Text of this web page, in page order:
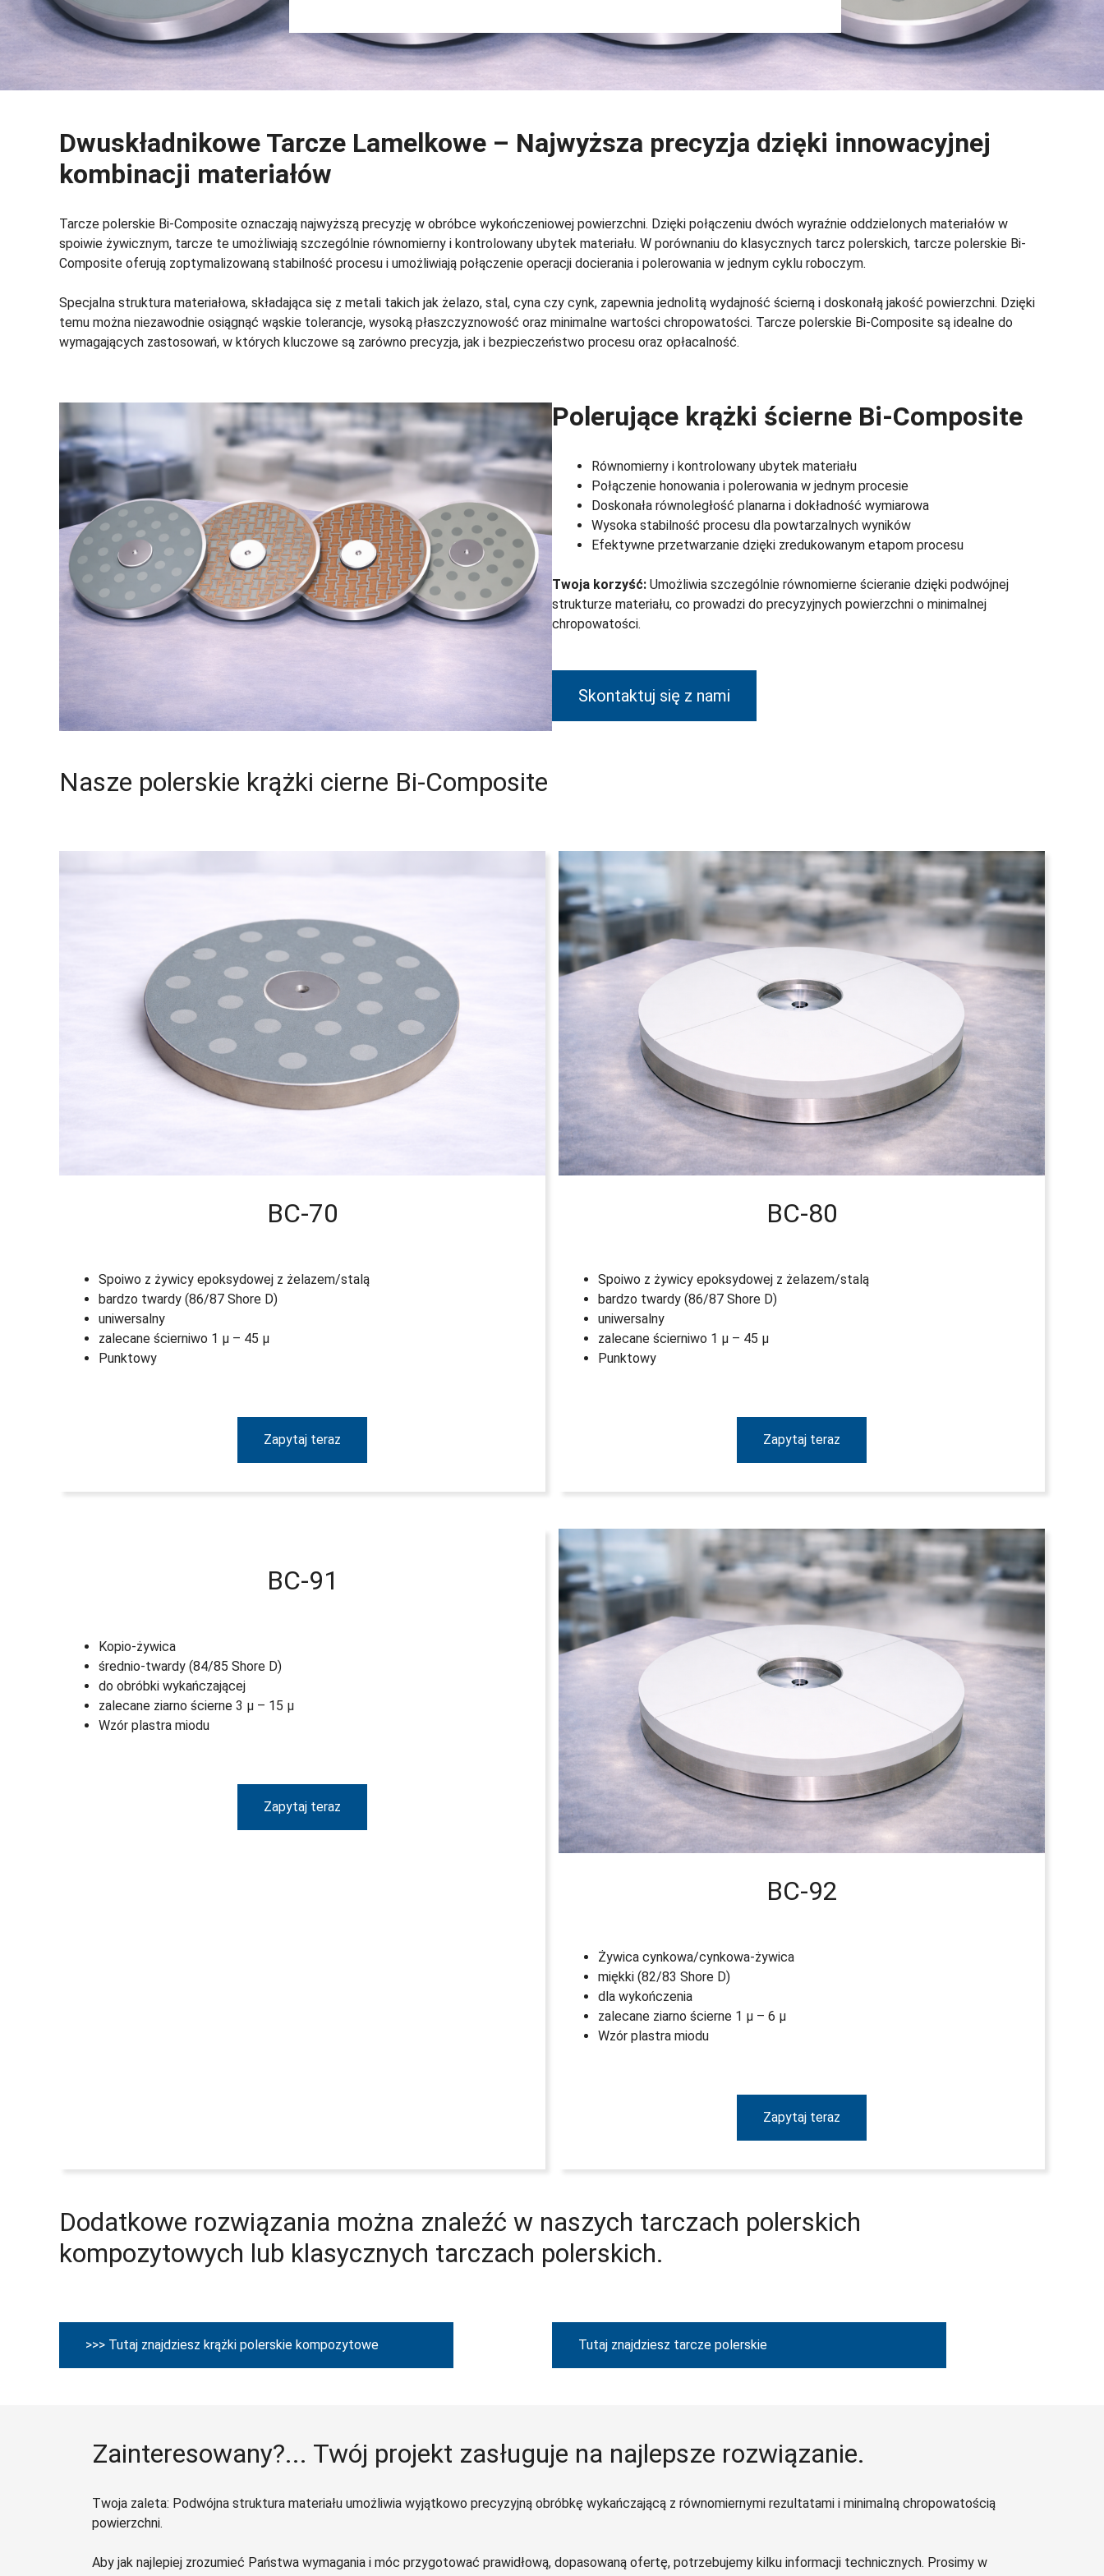
Dwuskładnikowe Tarcze Lamelkowe – Najwyższa precyzja dzięki innowacyjnej
kombinacji materiałów
Tarcze polerskie Bi-Composite oznaczają najwyższą precyzję w obróbce wykończeniowej powierzchni. Dzięki połączeniu dwóch wyraźnie oddzielonych materiałów w
spoiwie żywicznym, tarcze te umożliwiają szczególnie równomierny i kontrolowany ubytek materiału. W porównaniu do klasycznych tarcz polerskich, tarcze polerskie Bi-
Composite oferują zoptymalizowaną stabilność procesu i umożliwiają połączenie operacji docierania i polerowania w jednym cyklu roboczym.
Specjalna struktura materiałowa, składająca się z metali takich jak żelazo, stal, cyna czy cynk, zapewnia jednolitą wydajność ścierną i doskonałą jakość powierzchni. Dzięki
temu można niezawodnie osiągnąć wąskie tolerancje, wysoką płaszczyznowość oraz minimalne wartości chropowatości. Tarcze polerskie Bi-Composite są idealne do
wymagających zastosowań, w których kluczowe są zarówno precyzja, jak i bezpieczeństwo procesu oraz opłacalność.
Polerujące krążki ścierne Bi-Composite
Równomierny i kontrolowany ubytek materiału
Połączenie honowania i polerowania w jednym procesie
Doskonała równoległość planarna i dokładność wymiarowa
Wysoka stabilność procesu dla powtarzalnych wyników
Efektywne przetwarzanie dzięki zredukowanym etapom procesu
Twoja korzyść: Umożliwia szczególnie równomierne ścieranie dzięki podwójnej
strukturze materiału, co prowadzi do precyzyjnych powierzchni o minimalnej
chropowatości.
Skontaktuj się z nami
Nasze polerskie krążki cierne Bi-Composite
BC-70
Spoiwo z żywicy epoksydowej z żelazem/stalą
bardzo twardy (86/87 Shore D)
uniwersalny
zalecane ścierniwo 1 µ – 45 µ
Punktowy
Zapytaj teraz
BC-80
Spoiwo z żywicy epoksydowej z żelazem/stalą
bardzo twardy (86/87 Shore D)
uniwersalny
zalecane ścierniwo 1 µ – 45 µ
Punktowy
Zapytaj teraz
BC-91
Kopio-żywica
średnio-twardy (84/85 Shore D)
do obróbki wykańczającej
zalecane ziarno ścierne 3 µ – 15 µ
Wzór plastra miodu
Zapytaj teraz
BC-92
Żywica cynkowa/cynkowa-żywica
miękki (82/83 Shore D)
dla wykończenia
zalecane ziarno ścierne 1 µ – 6 µ
Wzór plastra miodu
Zapytaj teraz
Dodatkowe rozwiązania można znaleźć w naszych tarczach polerskich
kompozytowych lub klasycznych tarczach polerskich.
>>> Tutaj znajdziesz krążki polerskie kompozytowe Tutaj znajdziesz tarcze polerskie
Zainteresowany?... Twój projekt zasługuje na najlepsze rozwiązanie.
Twoja zaleta: Podwójna struktura materiału umożliwia wyjątkowo precyzyjną obróbkę wykańczającą z równomiernymi rezultatami i minimalną chropowatością
powierzchni.
Aby jak najlepiej zrozumieć Państwa wymagania i móc przygotować prawidłową, dopasowaną ofertę, potrzebujemy kilku informacji technicznych. Prosimy w